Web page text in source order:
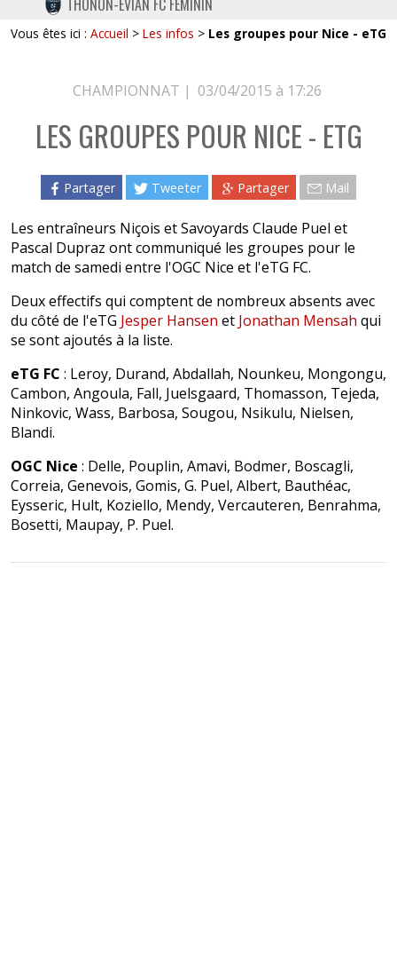
TWITTERTHONON-EVIAN FC FÉMININ
Vous êtes ici : Accueil > Les infos > Les groupes pour Nice - eTG
CHAMPIONNAT | 03/04/2015 à 17:26
LES GROUPES POUR NICE - ETG
Partager Tweeter Partager Mail
Les entraîneurs Niçois et Savoyards Claude Puel et
Pascal Dupraz ont communiqué les groupes pour le
match de samedi entre l'OGC Nice et l'eTG FC.
Deux effectifs qui comptent de nombreux absents avec
du côté de l'eTG Jesper Hansen et Jonathan Mensah qui
se sont ajoutés à la liste.
eTG FC : Leroy, Durand, Abdallah, Nounkeu, Mongongu,
Cambon, Angoula, Fall, Juelsgaard, Thomasson, Tejeda,
Ninkovic, Wass, Barbosa, Sougou, Nsikulu, Nielsen,
Blandi.
OGC Nice : Delle, Pouplin, Amavi, Bodmer, Boscagli,
Correia, Genevois, Gomis, G. Puel, Albert, Bauthéac,
Eysseric, Hult, Koziello, Mendy, Vercauteren, Benrahma,
Bosetti, Maupay, P. Puel.